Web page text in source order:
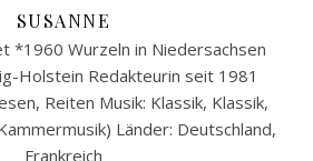
SUSANNE
*1960 Wurzeln in Niedersachsen
Holstein Redakteurin seit 1981
Reiten Musik: Klassik, Klassik,
Länder: Deutschland,
Frankreich